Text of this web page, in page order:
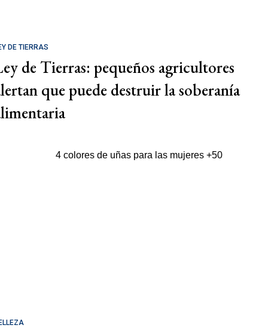
DE TIERRAS
de Tierras: pequeños agricultores
que puede destruir la soberanía